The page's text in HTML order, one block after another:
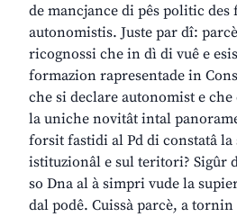
de mancjance di pês politic des
autonomistis. Juste par dî:
ricognossi che in dì di vuê e
formazion rapresentade in
che si declare autonomist e che
la uniche novitât intal
forsit fastidi al Pd di constatâ
istituzionâl e sul teritori? Sigûr
so Dna al à simpri vude la
dal podê. Cuissà parcè, a